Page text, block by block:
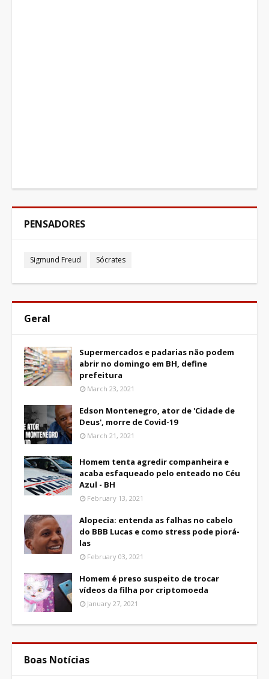
PENSADORES
Sigmund Freud Sócrates
Geral
Supermercados e padarias não podem
abrir no domingo em BH, define
prefeitura
March 23, 2021
Edson Montenegro, ator de 'Cidade de
Deus', morre de Covid-19
March 21, 2021
Homem tenta agredir companheira e
acaba esfaqueado pelo enteado no Céu
Azul - BH
February 13, 2021
Alopecia: entenda as falhas no cabelo
do BBB Lucas e como stress pode piorá-
las
February 03, 2021
Homem é preso suspeito de trocar
vídeos da filha por criptomoeda
January 27, 2021
Boas Notícias